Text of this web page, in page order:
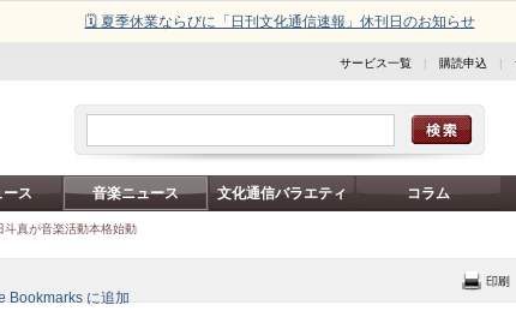
🗓️ 夏季休業ならびに「日刊文化通信速報」休刊日のお知らせ
サービス一覧 | 購読申込 |
ス 音楽ニュース 文化通信バラエティ コラム
真が音楽活動本格始動